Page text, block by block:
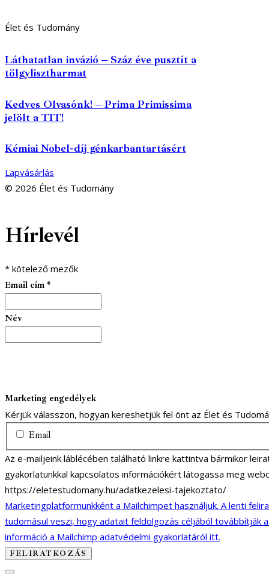
Élet és Tudomány
Láthatatlan invázió – Száz éve pusztít a
tölgylisztharmat
Kedves Olvasónk! – Prima Primissima
jelölt a TIT!
Kémiai Nobel-díj génkarbantartásért
Lapvásárlás
© 2026 Élet és Tudomány
Hírlevél
* kötelező mezők
Email cím *
Név
Marketing engedélyek
Kérjük válasszon, hogyan kereshetjük fel önt az Élet és
Email
Az e-mailjeink láblécében található linkre kattintva bármikor
gyakorlatunkkal kapcsolatos információkért látogassa meg
https://eletestudomany.hu/adatkezelesi-tajekoztato/
Marketingplatformunkként a Mailchimpet használjuk. A lenti
tudomásul veszi, hogy adatait feldolgozás céljából továbbítják
információ a Mailchimp adatvédelmi gyakorlatáról itt.